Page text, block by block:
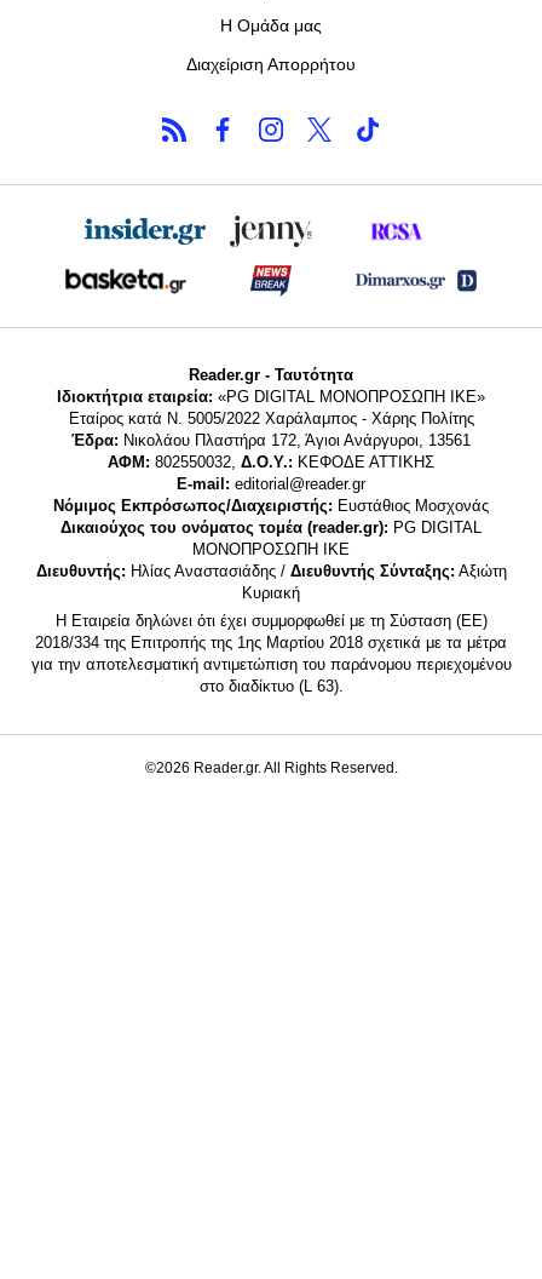
Η Ομάδα μας
Διαχείριση Απορρήτου
Reader.gr - Ταυτότητα
Ιδιοκτήτρια εταιρεία: «PG DIGITAL MONΟΠΡΟΣΩΠΗ ΙΚΕ»
Εταίρος κατά Ν. 5005/2022 Χαράλαμπος - Χάρης Πολίτης
Έδρα: Νικολάου Πλαστήρα 172, Άγιοι Ανάργυροι, 13561
ΑΦΜ: 802550032, Δ.Ο.Υ.: ΚΕΦΟΔΕ ΑΤΤΙΚΗΣ
E-mail: editorial@reader.gr
Νόμιμος Εκπρόσωπος/Διαχειριστής: Ευστάθιος Μοσχονάς
Δικαιούχος του ονόματος τομέα (reader.gr): PG DIGITAL
MONΟΠΡΟΣΩΠΗ ΙΚΕ
Διευθυντής: Ηλίας Αναστασιάδης / Διευθυντής Σύνταξης: Αξιώτη
Κυριακή
Η Εταιρεία δηλώνει ότι έχει συμμορφωθεί με τη Σύσταση (ΕΕ)
2018/334 της Επιτροπής της 1ης Μαρτίου 2018 σχετικά με τα μέτρα
για την αποτελεσματική αντιμετώπιση του παράνομου περιεχομένου
στο διαδίκτυο (L 63).
©2026 Reader.gr. All Rights Reserved.